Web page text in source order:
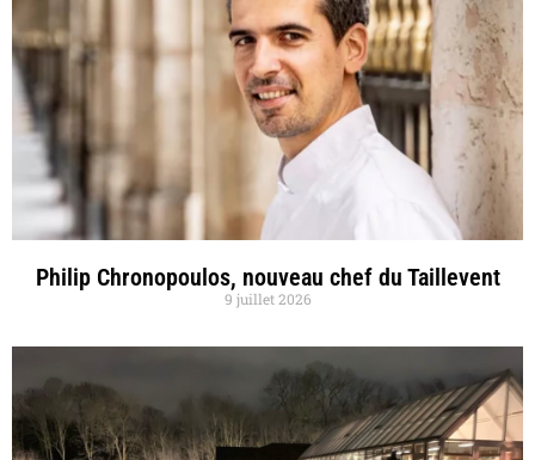
Philip Chronopoulos, nouveau chef du Taillevent
9 juillet 2026